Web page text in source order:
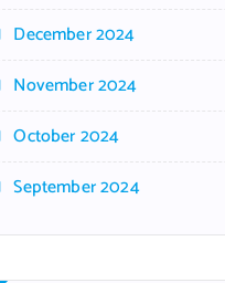
December 2024
November 2024
October 2024
September 2024